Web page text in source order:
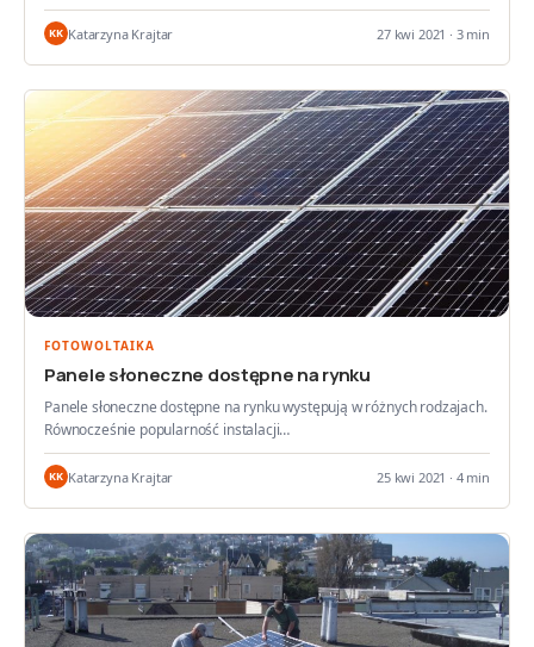
KK Katarzyna Krajtar 27 kwi 2021 · 3 min
FOTOWOLTAIKA
Panele słoneczne dostępne na rynku
Panele słoneczne dostępne na rynku występują w różnych rodzajach.
Równocześnie popularność instalacji…
KK Katarzyna Krajtar 25 kwi 2021 · 4 min